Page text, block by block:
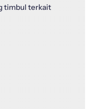
timbul terkait